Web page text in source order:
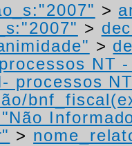
>
>
>
NT
processos
>